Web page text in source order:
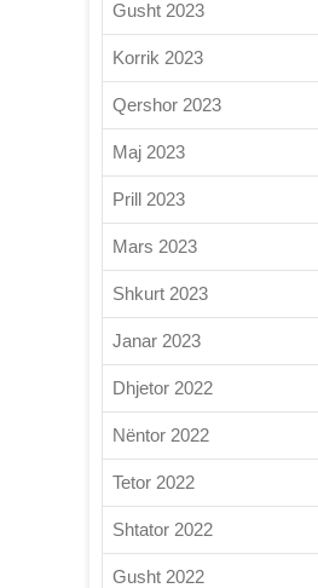
Gusht 2023
Korrik 2023
Qershor 2023
Maj 2023
Prill 2023
Mars 2023
Shkurt 2023
Janar 2023
Dhjetor 2022
Nëntor 2022
Tetor 2022
Shtator 2022
Gusht 2022